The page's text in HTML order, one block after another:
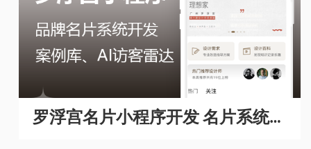
罗浮宫名片小程序开发 名片系统开